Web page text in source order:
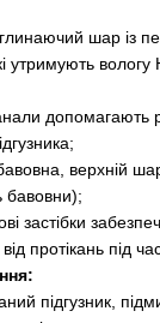
шар із
утримують вологу
допомагають
верхній
бавовни);
застібки
протікань під
підгузник,